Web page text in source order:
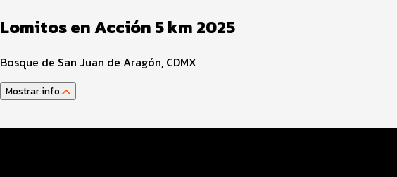
Lomitos en Acción 5 km 2025
Bosque de San Juan de Aragón, CDMX
Mostrar info.